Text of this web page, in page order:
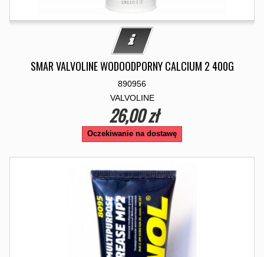
SMAR VALVOLINE WODOODPORNY CALCIUM 2 400G
890956
VALVOLINE
26,00 zł
Oczekiwanie na dostawę